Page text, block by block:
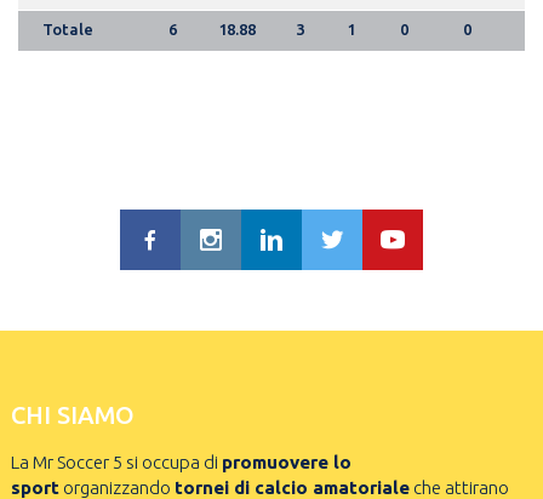
Totale 6 18.88 3 1 0 0
CHI SIAMO
La Mr Soccer 5 si occupa di promuovere lo
sportorganizzando tornei di calcio amatorialeche attirano